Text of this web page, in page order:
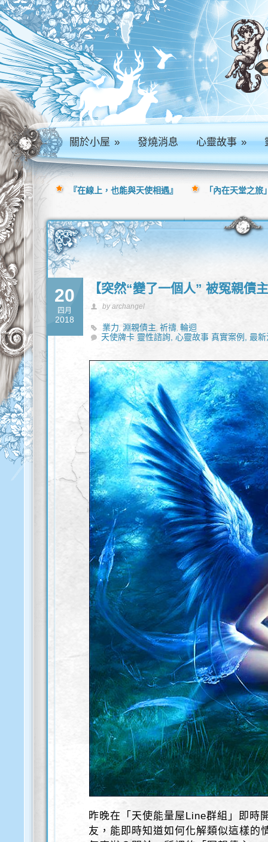
關於小屋» 發燒消息 心靈故事»
20
四月
2018
【突然“變了一個人” 被冤親債
by archangel
業力,淵親債主,祈禱,輪迴
天使牌卡 靈性諮詢,心靈故事 真實案例,最
昨晚在「天使能量屋Line群組」即時
友，能即時知道如何化解類似這樣的
『在線上，也能與天使相遇』 「內在天堂之